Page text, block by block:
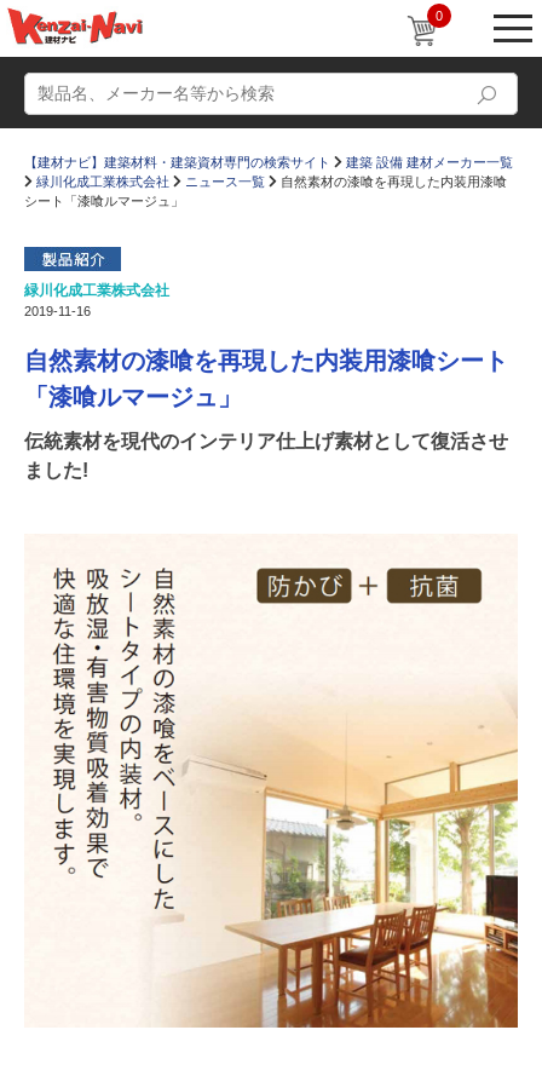
0
動画
かたなび コラム
すまいリング
Q＆A 販売・施工代理店募集
お気に入り
【建材ナビ】建築材料・建築資材専門の検索サイト
建築 設備 建材メーカー一覧
緑川化成工業株式会社
ニュース一覧
自然素材の漆喰を再現した内装用漆喰
シート「漆喰ルマージュ」
緑川化成工業株式会社
2019-11-16
自然素材の漆喰を再現した内装用漆喰シート
「漆喰ルマージュ」
伝統素材を現代のインテリア仕上げ素材として復活させ
ました!